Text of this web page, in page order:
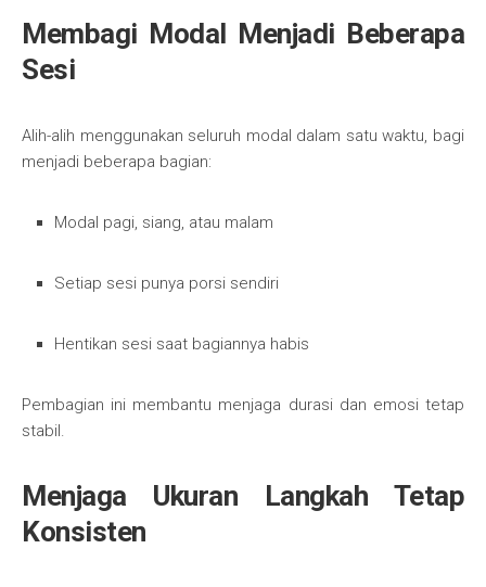
Membagi Modal Menjadi Beberapa
Sesi
Alih-alih menggunakan seluruh modal dalam satu waktu, bagi
menjadi beberapa bagian:
Modal pagi, siang, atau malam
Setiap sesi punya porsi sendiri
Hentikan sesi saat bagiannya habis
Pembagian ini membantu menjaga durasi dan emosi tetap
stabil.
Menjaga Ukuran Langkah Tetap
Konsisten